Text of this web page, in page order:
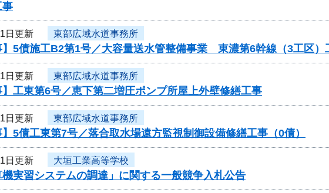
事
日更新 東部広域水道事務所
】5債施工B2第1号／大容量送水管整備事業 東濃第6幹線（3工区）
日更新 東部広域水道事務所
】工東第6号／恵下第二増圧ポンプ所屋上外壁修繕工事
日更新 東部広域水道事務所
】5債工東第7号／落合取水場遠方監視制御設備修繕工事（0債）
日更新 大垣工業高等学校
機実習システムの調達」に関する一般競争入札公告